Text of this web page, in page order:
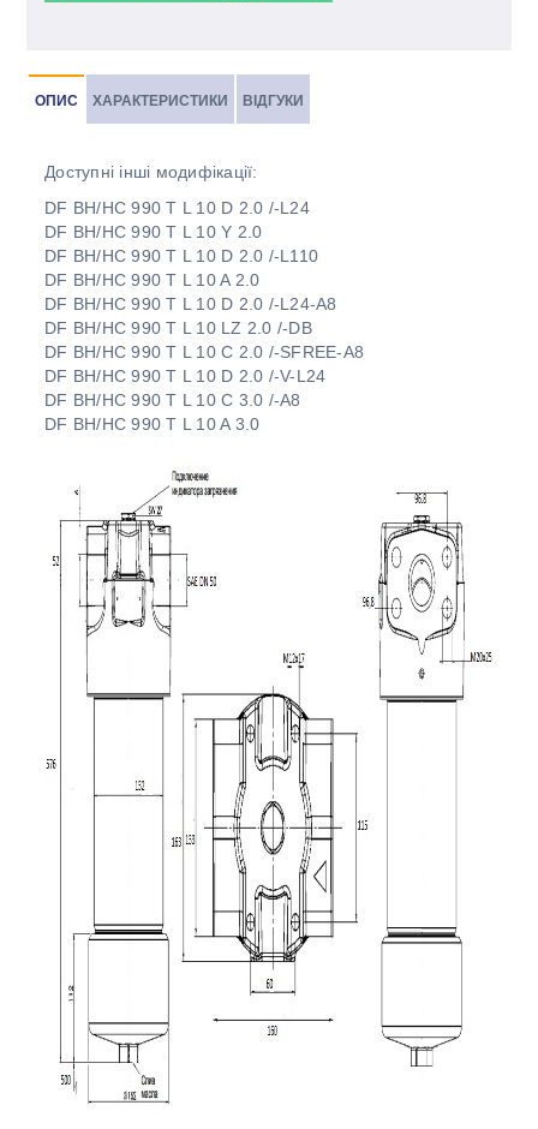
ОПИС ХАРАКТЕРИСТИКИ ВІДГУКИ
Доступні інші модифікації:
DF BH/HC 990 T L 10 D 2.0 /-L24
DF BH/HC 990 T L 10 Y 2.0
DF BH/HC 990 T L 10 D 2.0 /-L110
DF BH/HC 990 T L 10 A 2.0
DF BH/HC 990 T L 10 D 2.0 /-L24-A8
DF BH/HC 990 T L 10 LZ 2.0 /-DB
DF BH/HC 990 T L 10 C 2.0 /-SFREE-A8
DF BH/HC 990 T L 10 D 2.0 /-V-L24
DF BH/HC 990 T L 10 C 3.0 /-A8
DF BH/HC 990 T L 10 A 3.0